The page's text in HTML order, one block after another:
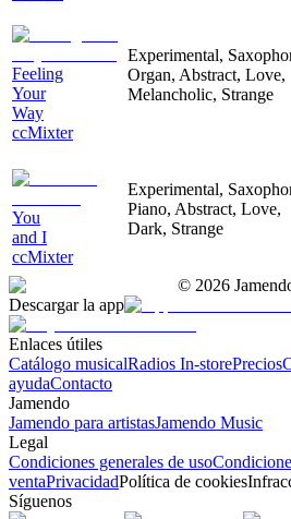
Feeling
Your
Way
ccMixter
Experimental,
Organ, Abstract, Love,
Melancholic, Strange
You
and I
ccMixter
Experimental,
Piano, Abstract, Love,
Dark, Strange
© 2026
Descargar la app
Enlaces útiles
Catálogo musicalRadios In-storePrecios
ayudaContacto
Jamendo
Jamendo para artistasJamendo Music
Legal
Condiciones generales de uso
ventaPrivacidadPolítica de cookies
Síguenos